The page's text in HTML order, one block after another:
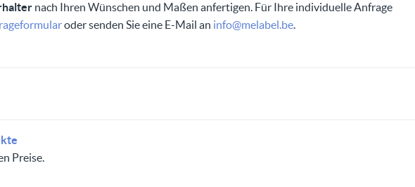
nach Ihren Wünschen und Maßen anfertigen. Für Ihre individuelle Anfrage
oder senden Sie eine E-Mail an info@melabel.be.
Preise.